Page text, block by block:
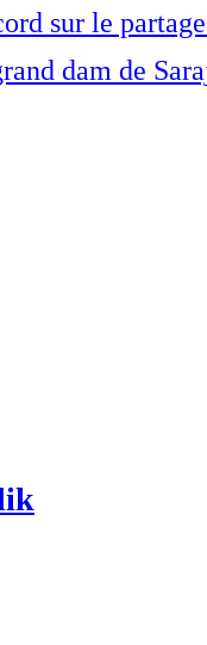
sur le
dam de